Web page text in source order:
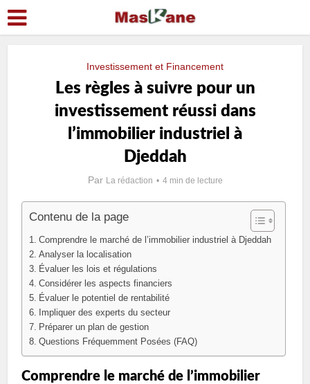
Investissement et Financement
Les règles à suivre pour un
investissement réussi dans
lʼimmobilier industriel à
Djeddah
Par La rédaction 4 min de lecture
Contenu de la page
Comprendre le marché de l’immobilier industriel à Djeddah
Analyser la localisation
Évaluer les lois et régulations
Considérer les aspects financiers
Évaluer le potentiel de rentabilité
Impliquer des experts du secteur
Préparer un plan de gestion
Questions Fréquemment Posées (FAQ)
Comprendre le marché de l’immobilier